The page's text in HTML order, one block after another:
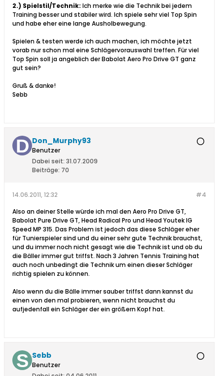
2.) Spielstil/Technik: Ich merke wie die Technik bei jedem
Training besser und stabiler wird. Ich spiele sehr viel Top Spin
und habe eher eine lange Ausholbewegung.
Spielen & testen werde ich auch machen, ich möchte jetzt
vorab nur schon mal eine Schlägervorauswahl treffen. Für viel
Top Spin soll ja angeblich der Babolat Aero Pro Drive GT ganz
gut sein?
Gruß & danke!
Sebb
Don_Murphy93
Benutzer
Dabei seit: 31.07.2009
Beiträge: 70
#4
14.06.2011, 12:32
Also an deiner Stelle würde ich mal den Aero Pro Drive GT,
Babolat Pure Drive GT, Head Radical Pro und Head Youtek IG
Speed MP 315. Das Problem ist jedoch das diese Schläger eher
für Tunierspieler sind und du einer sehr gute Technik brauchst,
und du immer noch nicht gesagt wie die Technik ist und ob du
die Bäller immer gut triffst. Nach 3 Jahren Tennis Training hat
auch noch unbedingt die Technik um einen dieser Schläger
richtig spielen zu können.
Also wenn du die Bälle immer sauber triffst dann kannst du
einen von den mal probieren, wenn nicht brauchst du
aufjedenfall ein Schläger der ein größern Kopf hat.
Sebb
Benutzer